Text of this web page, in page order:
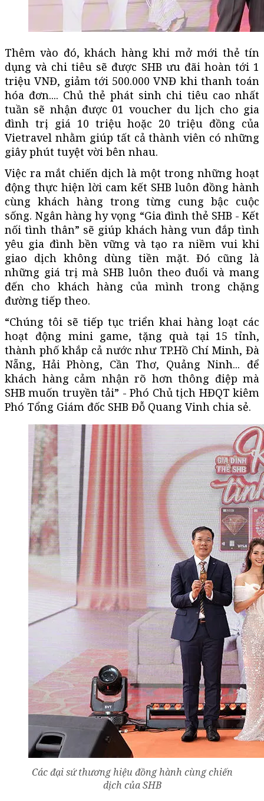
Thêm vào đó, khách hàng khi mở mới thẻ tín
dụng và chi tiêu sẽ được SHB ưu đãi hoàn tới 1
triệu VNĐ, giảm tới 500.000 VNĐ khi thanh toán
hóa đơn.... Chủ thẻ phát sinh chi tiêu cao nhất
tuần sẽ nhận được 01 voucher du lịch cho gia
đình trị giá 10 triệu hoặc 20 triệu đồng của
Vietravel nhằm giúp tất cả thành viên có những
giây phút tuyệt vời bên nhau.
Việc ra mắt chiến dịch là một trong những hoạt
động thực hiện lời cam kết SHB luôn đồng hành
cùng khách hàng trong từng cung bậc cuộc
sống. Ngân hàng hy vọng “Gia đình thẻ SHB - Kết
nối tình thân” sẽ giúp khách hàng vun đắp tình
yêu gia đình bền vững và tạo ra niềm vui khi
giao dịch không dùng tiền mặt. Đó cũng là
những giá trị mà SHB luôn theo đuổi và mang
đến cho khách hàng của mình trong chặng
đường tiếp theo.
“Chúng tôi sẽ tiếp tục triển khai hàng loạt các
hoạt động mini game, tặng quà tại 15 tỉnh,
thành phố khắp cả nước như TP.Hồ Chí Minh, Đà
Nẵng, Hải Phòng, Cần Thơ, Quảng Ninh... để
khách hàng cảm nhận rõ hơn thông điệp mà
SHB muốn truyền tải” - Phó Chủ tịch HĐQT kiêm
Phó Tổng Giám đốc SHB Đỗ Quang Vinh chia sẻ.
Các đại sứ thương hiệu đồng hành cùng chiến
dịch của SHB